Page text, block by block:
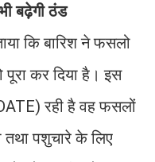
बढ़ेगी ठंड
कि बारिश ने फसलो
पूरा कर दिया है। इस
रही है वह फसलों
पशुचारे के लिए